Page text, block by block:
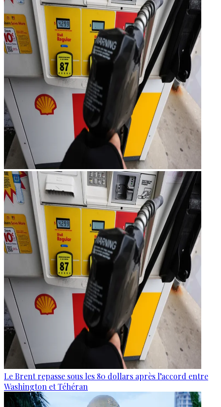
Le Brent repasse sous les 80 dollars après l’accord entre
Washington et Téhéran